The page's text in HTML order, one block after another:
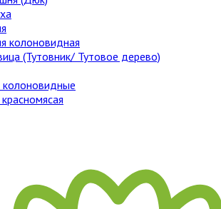
колоновидная
(Тутовник/ Тутовое дерево)
колоновидные